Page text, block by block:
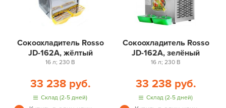
Сокоохладитель Rosso
JD-162A, жёлтый
16 л; 230 В
33 238 руб.
Склад (2-5 дней)
Сокоохладитель Rosso
JD-162A, зелёный
16 л; 230 В
33 238 руб.
Склад (2-5 дней)